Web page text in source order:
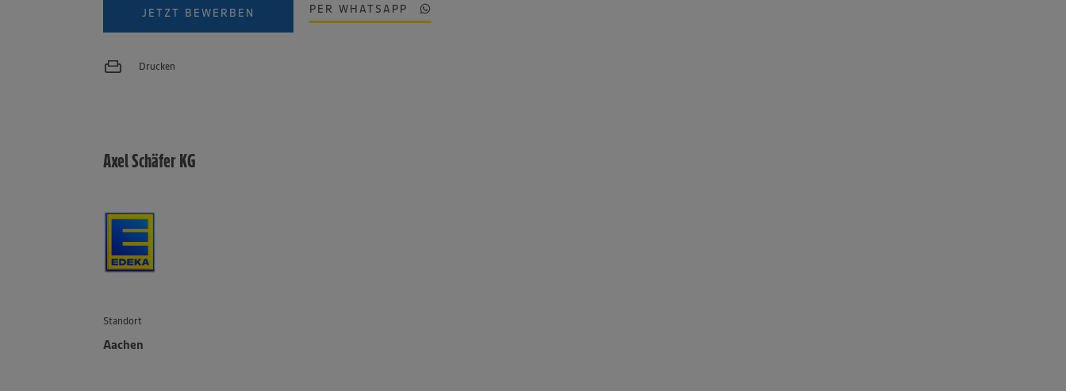
JETZT BEWERBEN PER WHATSAPP
Drucken
Axel Schäfer KG
Standort
Aachen